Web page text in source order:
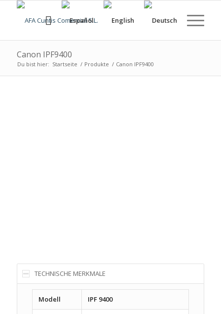
Canon IPF9400
Du bist hier: Startseite / Produkte / Canon IPF9400
TECHNISCHE MERKMALE
Modell IPF 9400